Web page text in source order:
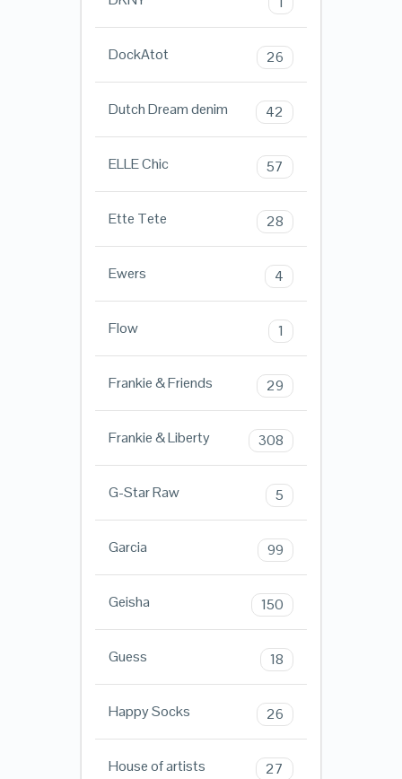
DockAtot 26
Dutch Dream denim 42
ELLE Chic 57
Ette Tete 28
Ewers 4
Flow 1
Frankie & Friends 29
Frankie & Liberty 308
G-Star Raw 5
Garcia 99
Geisha 150
Guess 18
Happy Socks 26
House of artists 27